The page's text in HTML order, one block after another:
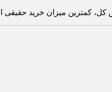
کمترین میزان خرید حقیقی